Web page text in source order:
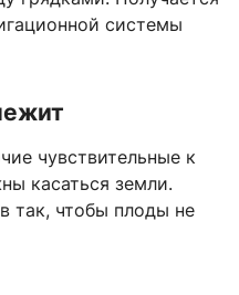
системы
чувствительные к
касаться земли.
так, чтобы плоды не